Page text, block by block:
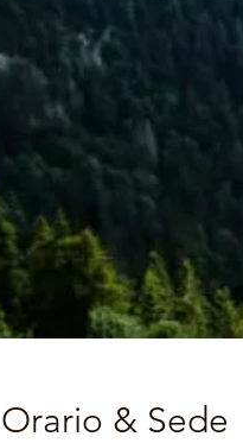
Orario & Sede